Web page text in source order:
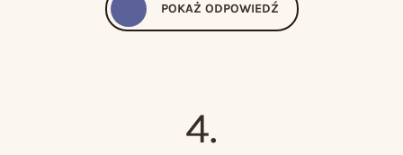
POKAŻ ODPOWIEDŹ
4.